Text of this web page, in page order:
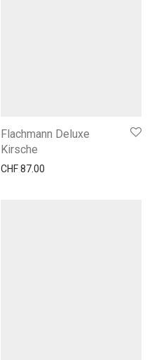
Flachmann Deluxe
Kirsche
CHF87.00